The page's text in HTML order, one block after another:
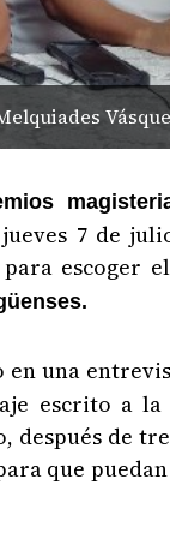
7 de
escoger
en una
escrito a
de
que